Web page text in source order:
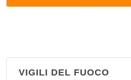
via Scipione Ammirato 75,
Ufficio Firenze succursale 004
VIGILI DEL FUOCO